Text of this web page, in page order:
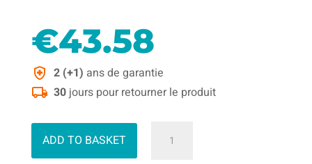
€43.58
2 (+1) ans de garantie
30jours pour retourner le produit
ADD TO BASKET